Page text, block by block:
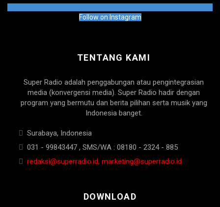
Follow on Instagram
TENTANG KAMI
Super Radio adalah penggabungan atau pengintegrasian
media (konvergensi media). Super Radio hadir dengan
program yang bermutu dan berita pilihan serta musik yang
Indonesia banget.
Surabaya, Indonesia
031 - 99843447 , SMS/WA : 08180 - 2324 - 885
redaksi@superradio.id, marketing@superradio.id
DOWNLOAD